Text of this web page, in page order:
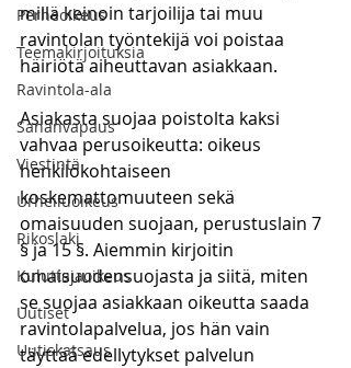
Perheoikeus
Teemakirjoituksia
Ravintola-ala
Sananvapaus
Viestintä
Urheiluoikeus
Rikoslaki
Kuluttajaoikeus
Uutiset
Uutiskatsaus
millä keinoin tarjoilija tai muu
ravintolan työntekijä voi poistaa
häiriötä aiheuttavan asiakkaan.
Asiakasta suojaa poistolta kaksi
vahvaa perusoikeutta: oikeus
henkilökohtaiseen
koskemattomuuteen sekä
omaisuuden suojaan, perustuslain 7
§ ja 15 §. Aiemmin kirjoitin
omaisuudensuojasta ja siitä, miten
se suojaa asiakkaan oikeutta saada
ravintolapalvelua, jos hän vain
täyttää edellytykset palvelun